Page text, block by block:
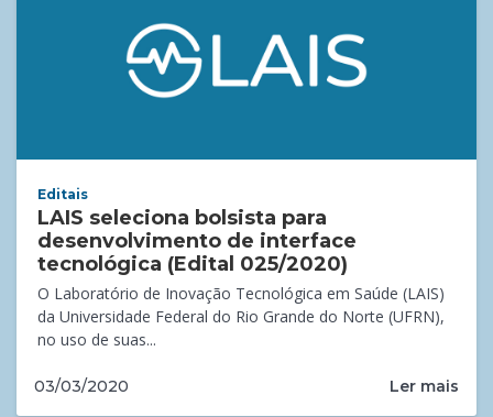
Editais
LAIS seleciona bolsista para
desenvolvimento de interface
tecnológica (Edital 025/2020)
O Laboratório de Inovação Tecnológica em Saúde (LAIS)
da Universidade Federal do Rio Grande do Norte (UFRN),
no uso de suas...
03/03/2020 Ler mais